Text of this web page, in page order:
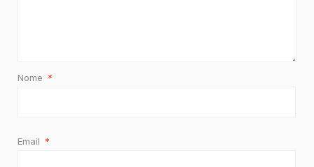
Nome *
Email *